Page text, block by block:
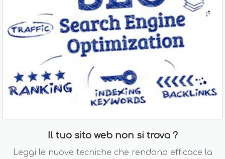
Il tuo sito web non si trova ?
Leggi le nuove tecniche che rendono efficace la